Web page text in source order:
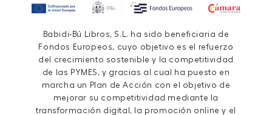
Babidi-Bú Libros, S.L. ha sido beneficiaria de
Fondos Europeos, cuyo objetivo es el refuerzo
del crecimiento sostenible y la competitividad
de las PYMES, y gracias al cual ha puesto en
marcha un Plan de Acción con el objetivo de
mejorar su competitividad mediante la
transformación digital, la promoción online y el